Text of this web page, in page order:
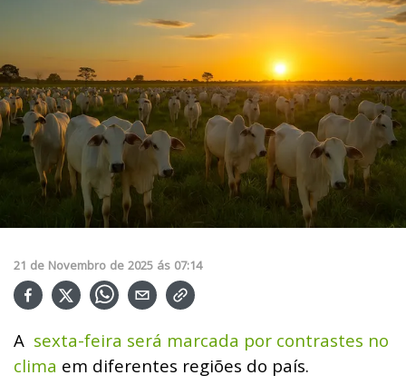
21 de Novembro de 2025 ás 07:14
A sexta-feira será marcada por contrastes no
clima em diferentes regiões do país.